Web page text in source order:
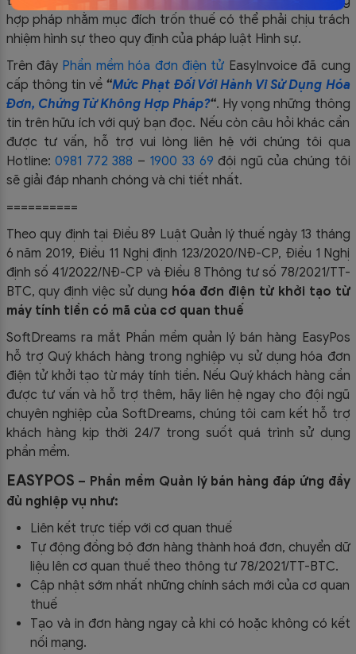
hợp pháp nhằm mục đích trốn thuế có thể phải chịu trách
nhiệm hình sự theo quy định của pháp luật Hình sự.
Trên đây Phần mềm hóa đơn điện tử EasyInvoice đã cung
cấp thông tin về “Mức Phạt Đối Với Hành Vi Sử Dụng Hóa
Đơn, Chứng Từ Không Hợp Pháp?“. Hy vọng những thông
tin trên hữu ích với quý bạn đọc. Nếu còn câu hỏi khác cần
được tư vấn, hỗ trợ vui lòng liên hệ với chúng tôi qua
Hotline:0981 772 388 – 1900 33 69 đội ngũ của chúng tôi
sẽ giải đáp nhanh chóng và chi tiết nhất.
==========
Theo quy định tại Điều 89 Luật Quản lý thuế ngày 13 tháng
6 năm 2019, Điều 11 Nghị định 123/2020/NĐ-CP, Điều 1 Nghị
định số 41/2022/NĐ-CP và Điều 8 Thông tư số 78/2021/TT-
BTC, quy định việc sử dụng hóa đơn điện tử khởi tạo từ
máy tính tiền có mã của cơ quan thuế
SoftDreams ra mắt Phần mềm quản lý bán hàng EasyPos
hỗ trợ Quý khách hàng trong nghiệp vụ sử dụnghóa đơn
điện tử khởi tạo từ máy tính tiền. Nếu Quý khách hàng cần
được tư vấn và hỗ trợ thêm, hãy liên hệ ngay cho đội ngũ
chuyên nghiệp của SoftDreams, chúng tôi cam kết hỗ trợ
khách hàng kịp thời 24/7 trong suốt quá trình sử dụng
phần mềm.
EASYPOS – Phần mềm Quản lý bán hàng đáp ứng đầy
đủ nghiệp vụ như:
Liên kết trực tiếp với cơ quan thuế
Tự động đồng bộ đơn hàng thành hoá đơn, chuyển dữ
liệu lên cơ quan thuế theo thông tư 78/2021/TT-BTC.
Cập nhật sớm nhất những chính sách mới của cơ quan
thuế
Tạo và in đơn hàng ngay cả khi có hoặc không có kết
nối mạng.